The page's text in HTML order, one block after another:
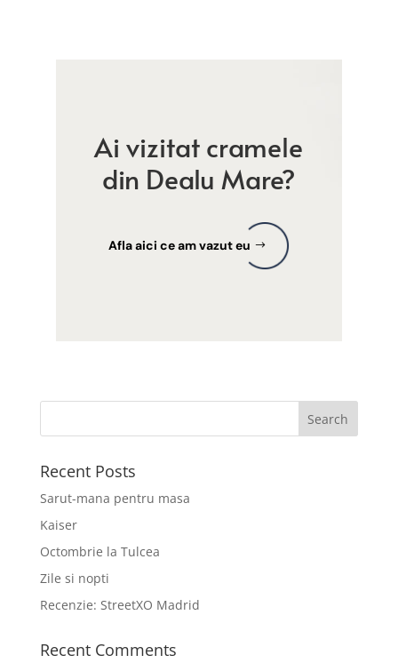
Ai vizitat cramele
din Dealu Mare?
Afla aici ce am vazut eu
Recent Posts
Sarut-mana pentru masa
Kaiser
Octombrie la Tulcea
Zile si nopti
Recenzie: StreetXO Madrid
Recent Comments